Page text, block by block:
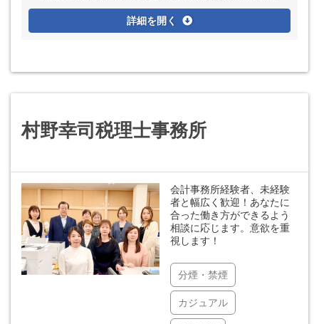
詳細を開く
村野幸司税理士事務所
会計事務所経験者、未経験
者と幅広く歓迎！あなたに
合った働き方ができるよう
相談に応じます。意欲を重
視します！
分煙・禁煙
カジュアル